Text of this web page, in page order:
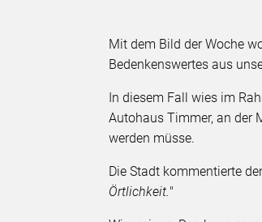
Mit dem Bild der Woche
Bedenkenswertes aus
In diesem Fall wies im
Autohaus Timmer, an der
werden müsse.
Die Stadt kommentierte
Örtlichkeit."